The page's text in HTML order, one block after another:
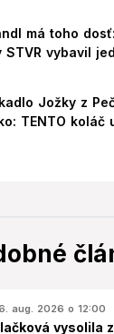
má toho
STVR vybavil
Jožky z
TENTO koláč
aug. 2026 o 12:00
vysolila